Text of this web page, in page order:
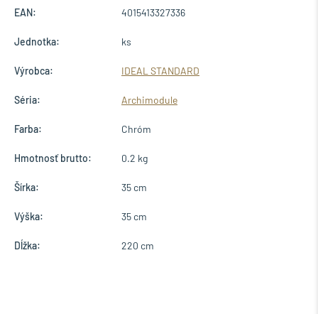
EAN: 4015413327336
Jednotka: ks
Výrobca: IDEAL STANDARD
Séria: Archimodule
Farba: Chróm
Hmotnosť brutto: 0.2 kg
Šírka: 35 cm
Výška: 35 cm
Dĺžka: 220 cm